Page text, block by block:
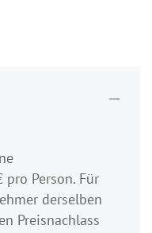
Person. Für
derselben
Preisnachlass